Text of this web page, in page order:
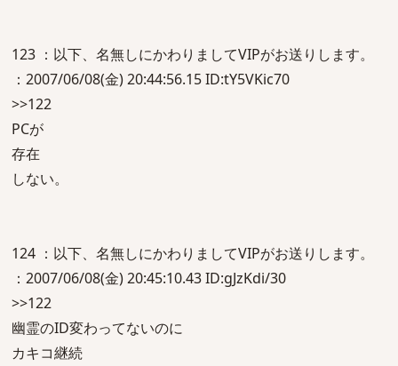
123 ：以下、名無しにかわりましてVIPがお送りします。
：2007/06/08(金) 20:44:56.15 ID:tY5VKic70
>>122
PCが
存在
しない。
124 ：以下、名無しにかわりましてVIPがお送りします。
：2007/06/08(金) 20:45:10.43 ID:gJzKdi/30
>>122
幽霊のID変わってないのに
カキコ継続